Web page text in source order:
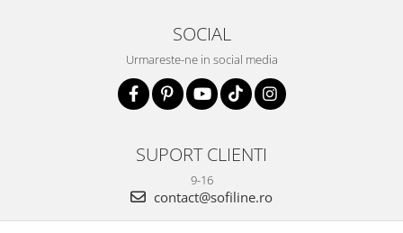
SOCIAL
Urmareste-ne in social media
SUPORT CLIENTI
9-16
contact@sofiline.ro